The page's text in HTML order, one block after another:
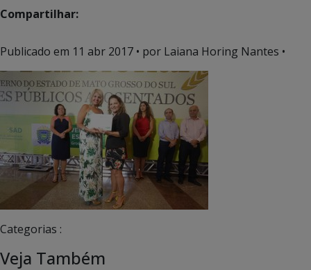
Compartilhar:
Publicado em 11 abr 2017 • por Laiana Horing Nantes •
Categorias :
Veja Também